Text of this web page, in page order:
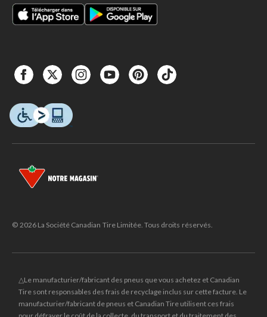
© 2026 La Société Canadian Tire Limitée. Tous droits réservés.
△Le manufacturier/fabricant des pneus que vous achetez et Canadian
Tire sont responsables des frais de recyclage inclus sur cette facture. Le
manufacturier/fabricant de pneus et Canadian Tire utilisent ces frais